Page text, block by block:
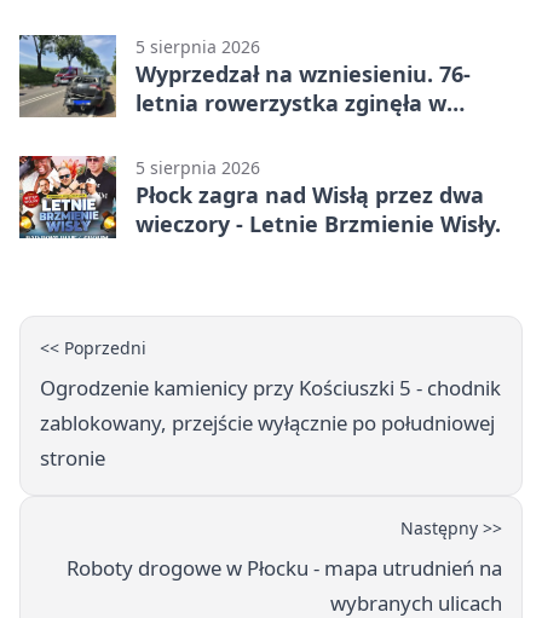
5 sierpnia 2026
Wyprzedzał na wzniesieniu. 76-
letnia rowerzystka zginęła w
5 sierpnia 2026
Płock zagra nad Wisłą przez dwa
wieczory - Letnie Brzmienie Wisły.
<< Poprzedni
Ogrodzenie kamienicy przy Kościuszki 5 - chodnik
zablokowany, przejście wyłącznie po południowej
stronie
Następny >>
Roboty drogowe w Płocku - mapa utrudnień na
wybranych ulicach